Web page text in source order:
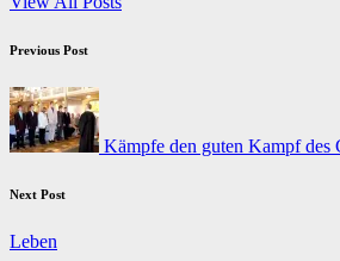
Post
navigation
Previous Post
Kämpfe den guten Kampf des
Next Post
Leben